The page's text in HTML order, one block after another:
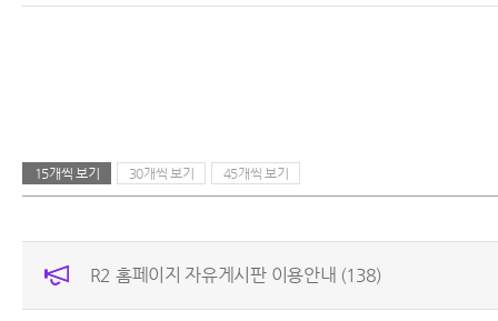
15개씩 보기 30개씩 보기 45개씩 보기
R2 홈페이지 자유게시판 이용안내 (138)